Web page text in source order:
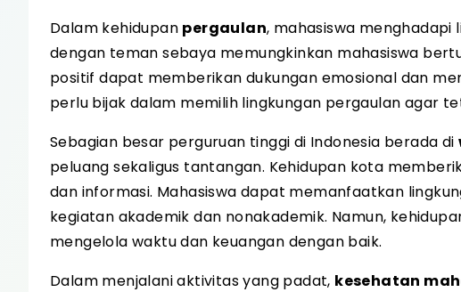
Dalam kehidupan pergaulan, mahasiswa
dengan teman sebaya memungkinkan mahasiswa
positif dapat memberikan dukungan emosional dan
perlu bijak dalam memilih lingkungan pergaulan agar
Sebagian besar perguruan tinggi di Indonesia berada di
peluang sekaligus tantangan. Kehidupan kota
dan informasi. Mahasiswa dapat memanfaatkan
kegiatan akademik dan nonakademik. Namun,
mengelola waktu dan keuangan dengan baik.
Dalam menjalani aktivitas yang padat, kesehatan